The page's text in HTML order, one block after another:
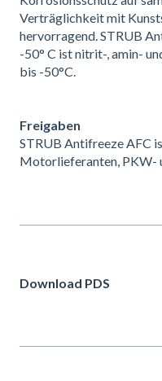
Verträglichkeit mit
hervorragend. STRUB
-50° C ist nitrit-, amin-
bis -50°C.
Freigaben
STRUB Antifreeze AFC
Motorlieferanten, PKW-
Download PDS